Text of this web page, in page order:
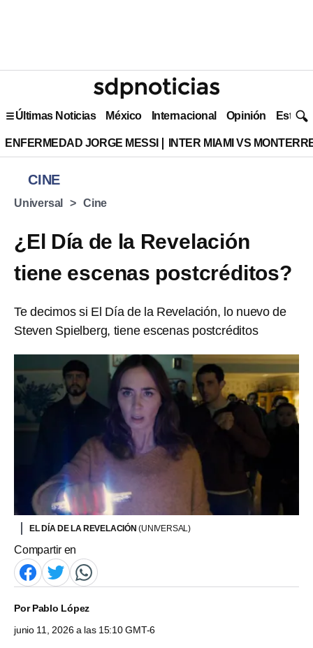
Últimas Noticias México Internacional Opinión Estilo
ENFERMEDAD JORGE MESSI INTER MIAMI VS
CINE
Universal Cine
¿El Día de la Revelación
tiene escenas postcréditos?
Te decimos si El Día de la Revelación, lo nuevo de
Steven Spielberg, tiene escenas postcréditos
EL DÍA DE LA REVELACIÓN(UNIVERSAL)
Compartir en
PorPablo López
junio 11, 2026 a las 15:10 GMT-6